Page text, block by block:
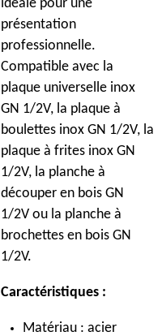
idéale pour une
présentation
professionnelle.
Compatible avec la
plaque universelle inox
GN 1/2V, la plaque à
boulettes inox GN 1/2V, la
plaque à frites inox GN
1/2V, la planche à
découper en bois GN
1/2V ou la planche à
brochettes en bois GN
1/2V.
Caractéristiques :
Matériau : acier